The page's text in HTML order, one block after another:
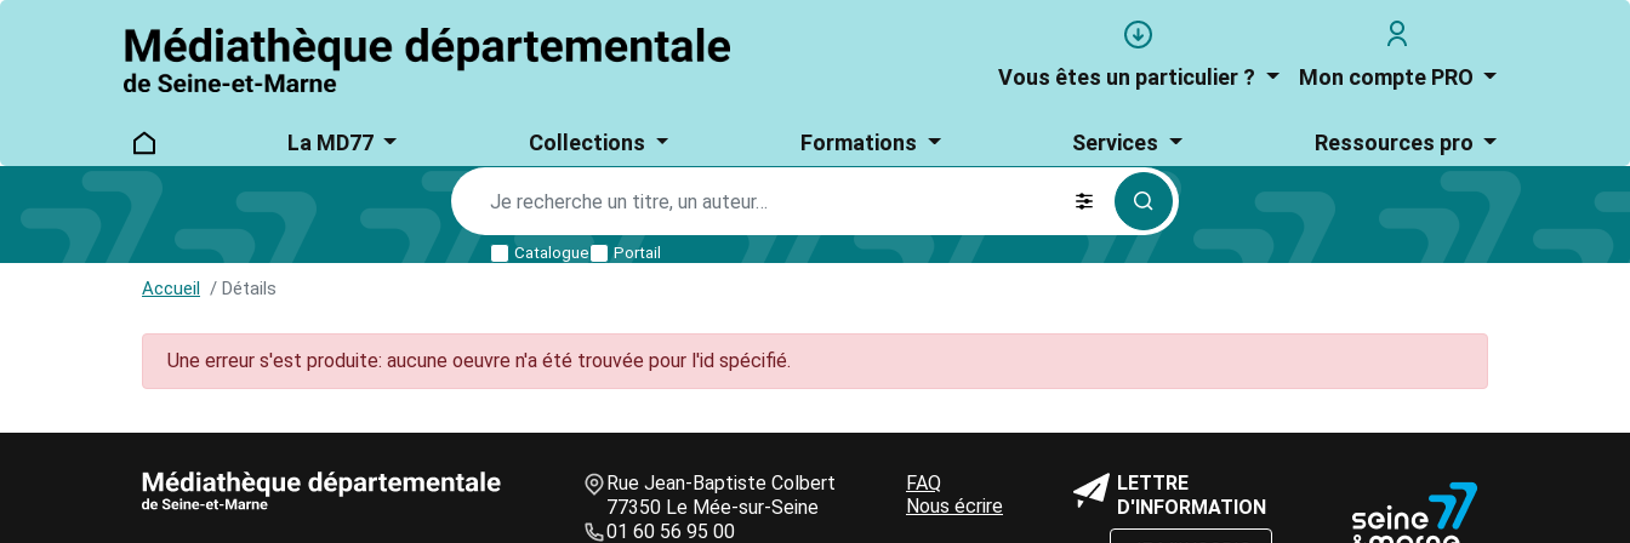
logo
un
êtes
particulier
Vous êtes un particulier ?
user_account
account
Mon compte PRO
main_menu
Main
navigation
La MD77 Collections Formations Services Ressources pro
Catalogue Portail
Accueil Détails
Une erreur s'est produite: aucune oeuvre n'a été trouvée pour l'id spécifié.
AUTRES INFORMATIONS ET MENTIONS LÉGALESBloc
texte
Informations de contact
Rue Jean-Baptiste Colbert
77350 Le Mée-sur-Seine
01 60 56 95 00
Bloc
de
Une question ?
FAQ
Nous écrire
Bloc
de
texte
LETTRE
D'INFORMATION
texte